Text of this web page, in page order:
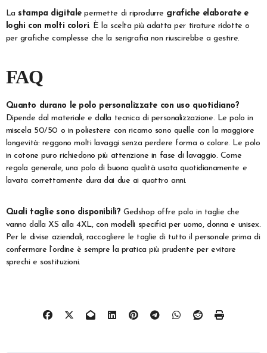
Lastampa digitalepermette di riprodurre grafiche elaborate e
loghi con molti colori. È la scelta più adatta per tirature ridotte o
per grafiche complesse che la serigrafia non riuscirebbe a gestire.
FAQ
Quanto durano le polo personalizzate con uso quotidiano?
Dipende dal materiale e dalla tecnica di personalizzazione. Le polo in
miscela 50/50 o in poliestere con ricamo sono quelle con la maggiore
longevità: reggono molti lavaggi senza perdere forma o colore. Le polo
in cotone puro richiedono più attenzione in fase di lavaggio. Come
regola generale, una polo di buona qualità usata quotidianamente e
lavata correttamente dura dai due ai quattro anni.
Quali taglie sono disponibili? Gedshop offre polo in taglie che
vanno dalla XS alla 4XL, con modelli specifici per uomo, donna e unisex.
Per le divise aziendali, raccogliere le taglie di tutto il personale prima di
confermare l’ordine è sempre la pratica più prudente per evitare
sprechi e sostituzioni.